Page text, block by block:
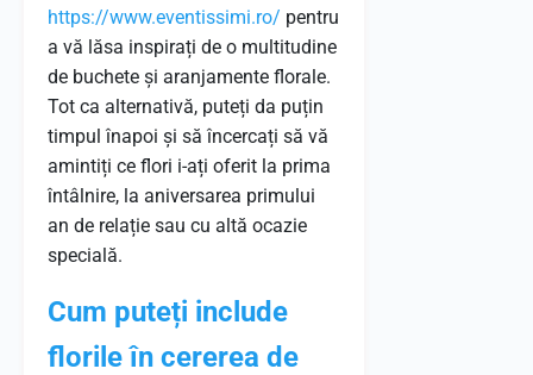
https://www.eventissimi.ro/ pentru
a vă lăsa inspirați de o multitudine
de buchete și aranjamente florale.
Tot ca alternativă, puteți da puțin
timpul înapoi și să încercați să vă
amintiți ce flori i-ați oferit la prima
întâlnire, la aniversarea primului
an de relație sau cu altă ocazie
specială.
Cum puteți include
florile în cererea de